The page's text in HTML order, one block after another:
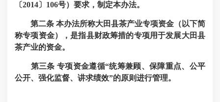
〔2014〕106号）要求，制定本办法。
第二条 本办法所称大田县茶产业专项资金（以下简
称专项资金），是指县财政筹措的专项用于发展大田县
茶产业的资金。
第三条专项资金遵循“统筹兼顾、保障重点、公平
公开、强化监督、讲求绩效”的原则进行管理。